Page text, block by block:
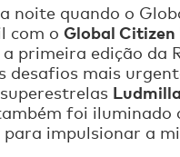
noite quando o
com o Global Citizen
primeira edição da
desafios mais
Ludmilla
foi iluminado
impulsionar a